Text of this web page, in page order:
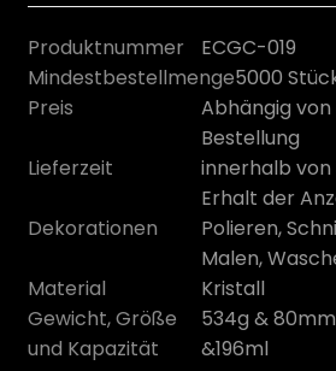
Produktnummer
ECGC-019
Mindestbestellmenge5000
Preis
Abhängig
Bestellung
Lieferzeit
innerhalb von
Erhalt der
Dekorationen
Polieren,
Malen,
Material
Kristall
Gewicht, Größe
und Kapazität
534g &
&196ml